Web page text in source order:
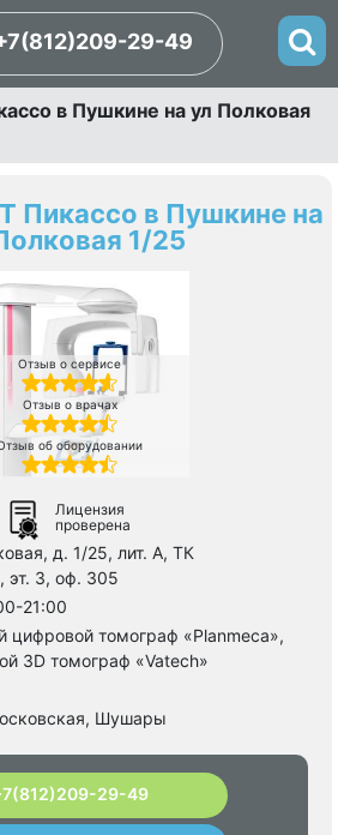
29-49
в Пушкине на ул Полковая
Пикассо в Пушкине на
1/25
Отзыв о сервисе
Отзыв о врачах
об оборудовании
Лицензия
проверена
д. 1/25, лит. А, ТК
эт. 3, оф. 305
21:00
цифровой томограф «Planmeca»,
3D томограф «Vatech»
Шушары
29-49